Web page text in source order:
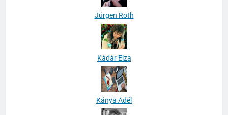
Jürgen Roth
Kádár Elza
Kánya Adél